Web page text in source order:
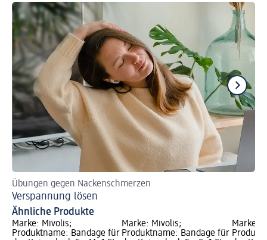
Übungen gegen Nackenschmerzen
Verspannung lösen
Ähnliche Produkte
Marke: Mivolis;
Produktname: Bandage für
Marke: Mivolis;
Produktname: Bandage für
Marke: